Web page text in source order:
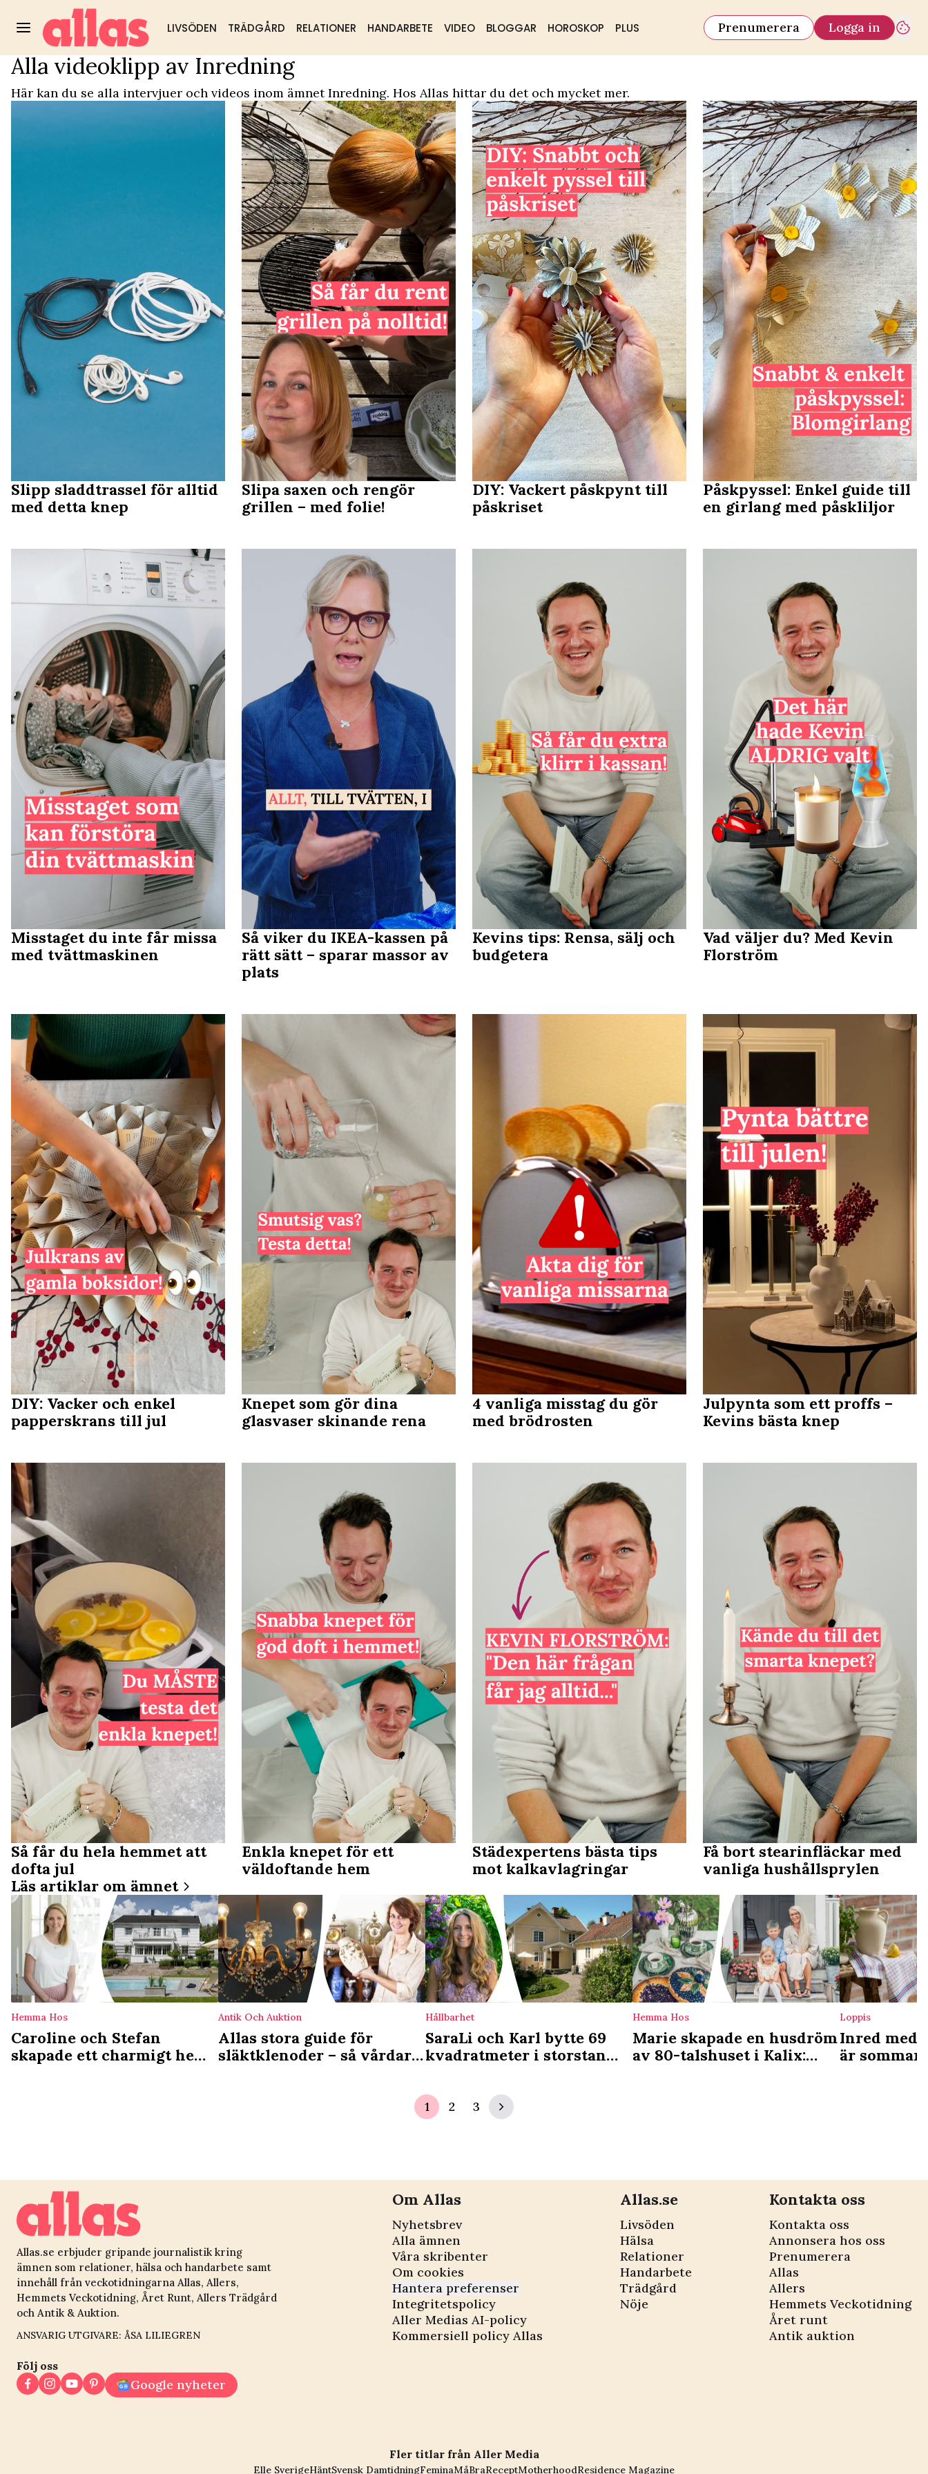
LIVSÖDEN TRÄDGÅRD RELATIONER HANDARBETE VIDEO BLOGGAR HOROSKOP PLUS Prenumerera Logga in
Populärt: Trädgård DIY & husmorstips Hälsa & välmående
Video Start/Inredning
Alla videoklipp av Inredning
Här kan du se alla intervjuer och videos inom ämnet Inredning. Hos Allas hittar du det och mycket mer.
Slipp sladdtrassel för alltid
med detta knep
Slipa saxen och rengör
grillen – med folie!
DIY: Vackert påskpynt till
påskriset
Påskpyssel: Enkel guide till
en girlang med påskliljor
Misstaget du inte får missa
med tvättmaskinen
Så viker du IKEA-kassen på
rätt sätt – sparar massor av
plats
Kevins tips: Rensa, sälj och
budgetera
Vad väljer du? Med Kevin
Florström
DIY: Vacker och enkel
papperskrans till jul
Knepet som gör dina
glasvaser skinande rena
4 vanliga misstag du gör
med brödrosten
Julpynta som ett proffs –
Kevins bästa knep
Så får du hela hemmet att
dofta jul
Enkla knepet för ett
väldoftande hem
Städexpertens bästa tips
mot kalkavlagringar
Få bort stearinfläckar med
vanliga hushållsprylen
Läs artiklar om ämnet
Hemma Hos
Caroline och Stefan
skapade ett charmigt hem
Antik Och Auktion
Allas stora guide för
släktklenoder – så vårdar
Hållbarhet
SaraLi och Karl bytte 69
kvadratmeter i storstan
fått ett rikare liv”
Hemma Hos
Marie skapade en husdröm
av 80-talshuset i Kalix:
Loppis
Inred med
är
1 2 3
Allas.se erbjuder gripande journalistik kring
ämnen som relationer, hälsa och handarbete samt
innehåll från veckotidningarna Allas, Allers,
Hemmets Veckotidning, Året Runt, Allers Trädgård
och Antik & Auktion.
ANSVARIG UTGIVARE: ÅSA LILIEGREN
Följ oss
Google nyheter
Om Allas
Nyhetsbrev
Alla ämnen
Våra skribenter
Om cookies
Hantera preferenser
Integritetspolicy
Aller Medias AI-policy
Kommersiell policy Allas
Allas.se
Livsöden
Hälsa
Relationer
Handarbete
Trädgård
Nöje
Kontakta oss
Kontakta oss
Annonsera hos oss
Prenumerera
Allas
Allers
Hemmets Veckotidning
Året runt
Antik auktion
Fler titlar från Aller Media
Elle SverigeHäntSvensk DamtidningFeminaMåBraReceptMotherhoodResidence Magazine